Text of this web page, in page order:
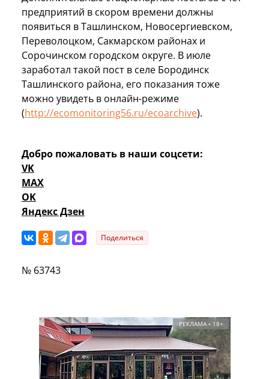
предприятий в скором времени должны
появиться в Ташлинском, Новосергиевском,
Переволоцком, Сакмарском районах и
Сорочинском городском округе. В июле
заработал такой пост в селе Бородинск
Ташлинского района, его показания тоже
можно увидеть в онлайн-режиме
(http://ecomonitoring56.ru/ecoarchive).
Добро пожаловать в наши соцсети:
VK
MAX
OK
Яндекс Дзен
Поделиться
№ 63743
РЕКЛАМА • 18+